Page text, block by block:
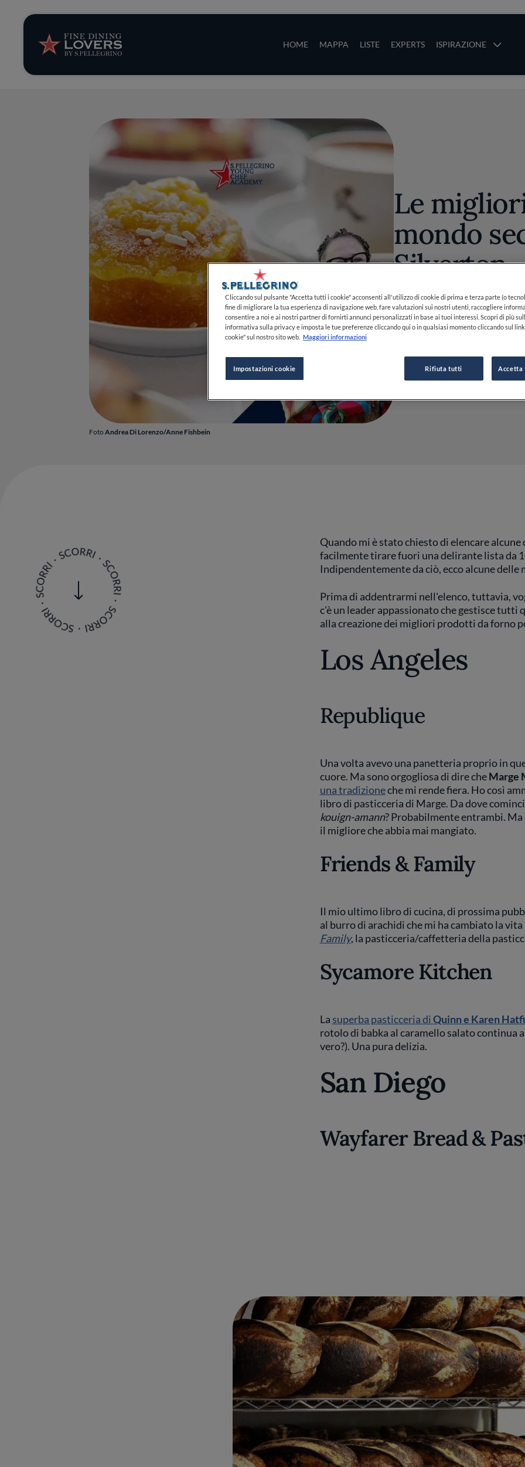
HOME MAPPA LISTE EXPERTS ISPIRAZIONE
Storie e tendenze
Ricette
Trucchi e consigli
Serie
Foto Andrea Di Lorenzo/Anne Fishbein
Le
mondo
Silverton
05 GIU 2023
Quando mi è stato chiesto di elencare
facilmente tirare fuori una delirante lista da
Indipendentemente da ciò, ecco alcune delle
Prima di addentrarmi nell'elenco, tuttavia,
c'è un leader appassionato che gestisce tutti
alla creazione dei migliori prodotti da forno
Los Angeles
Republique
Una volta avevo una panetteria proprio in
cuore. Ma sono orgogliosa di dire cheMarge
una tradizioneche mi rende fiera. Ho così
libro di pasticceria di Marge. Da dove
kouign-amann? Probabilmente entrambi.
il migliore che abbia mai mangiato.
Friends & Family
Il mio ultimo libro di cucina, di prossima
al burro di arachidi che mi ha cambiato la
Family, la pasticceria/caffetteria della
Sycamore Kitchen
La superba pasticceria diQuinn e Karen
rotolo di babka al caramello salato continua
vero?). Una pura delizia.
San Diego
Wayfarer Bread &
Cliccando sul pulsante "Accetta tutti i cookie" acconsenti all'utilizzo di cookie di prima e terza parte (o
fine di migliorare la tua esperienza di navigazione web, fare valutazioni sui nostri utenti, raccogliere
consentire a noi e ai nostri partner di fornirti annunci personalizzati in base ai tuoi interessi. Scopri di più
informativa sulla privacy e imposta le tue preferenze cliccando qui o in qualsiasi momento cliccando sul
cookie" sul nostro sito web. Maggiori informazioni
Impostazioni cookie Rifiuta tutti Accetta